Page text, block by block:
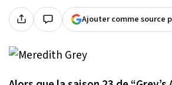
Ajouter comme source